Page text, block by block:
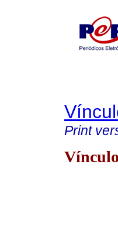
Print